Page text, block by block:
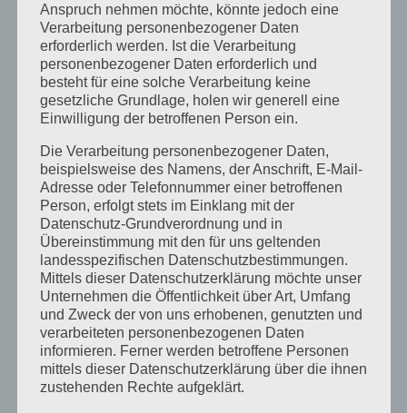
Sonstiges:
Der Nähtreff findet auf der allgemeinen
Workshopfläche in der Großmarkthalle statt,
Keine Anmeldung erforderlich!
Workshopleiterin: Jenny M.
FabLab Karlsruhe
Alter Schlachthof 25A - Karlsruhe
Details
+
−
Anspruch nehmen möchte, könnte jedoch eine
Verarbeitung personenbezogener Daten
erforderlich werden. Ist die Verarbeitung
personenbezogener Daten erforderlich und
besteht für eine solche Verarbeitung keine
gesetzliche Grundlage, holen wir generell eine
Einwilligung der betroffenen Person ein.
Die Verarbeitung personenbezogener Daten,
beispielsweise des Namens, der Anschrift, E-Mail-
Adresse oder Telefonnummer einer betroffenen
Person, erfolgt stets im Einklang mit der
Datenschutz-Grundverordnung und in
Übereinstimmung mit den für uns geltenden
landesspezifischen Datenschutzbestimmungen.
Mittels dieser Datenschutzerklärung möchte unser
Unternehmen die Öffentlichkeit über Art, Umfang
und Zweck der von uns erhobenen, genutzten und
verarbeiteten personenbezogenen Daten
informieren. Ferner werden betroffene Personen
mittels dieser Datenschutzerklärung über die ihnen
zustehenden Rechte aufgeklärt.